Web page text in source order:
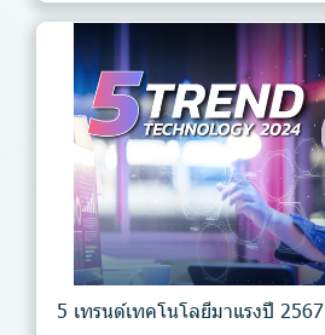
5 เทรนด์เทคโนโลยีมาแรงปี 2567